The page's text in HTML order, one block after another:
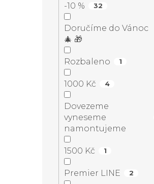
-10 % 32
Doručíme do Vánoc
🎄 🎁
Rozbaleno 1
1000 Kč 4
Dovezeme
vyneseme
namontujeme
1500 Kč 1
Premier LINE 2